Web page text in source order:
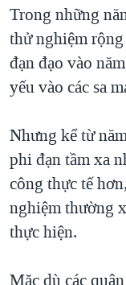
Trong những
thử nghiệm
đạn đạo vào
yếu vào các sa
Nhưng kể từ
phi đạn tầm xa
công thực tế
nghiệm thường
thực hiện.
Mặc dù các